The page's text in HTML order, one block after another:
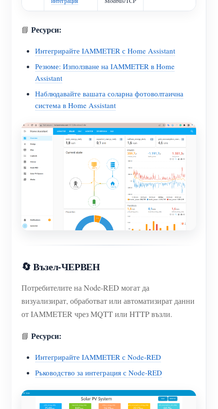
📘 Ресурси:
Интегрирайте IAMMETER с Home Assistant
Резюме: Използване на IAMMETER в Home
Assistant
Наблюдавайте вашата соларна фотоволтаична
система в Home Assistant
🔄 Възел-ЧЕРВЕН
Потребителите на Node-RED могат да
визуализират, обработват или автоматизират данни
от IAMMETER чрез MQTT или HTTP възли.
📘 Ресурси:
Интегрирайте IAMMETER с Node-RED
Ръководство за интеграция с Node-RED